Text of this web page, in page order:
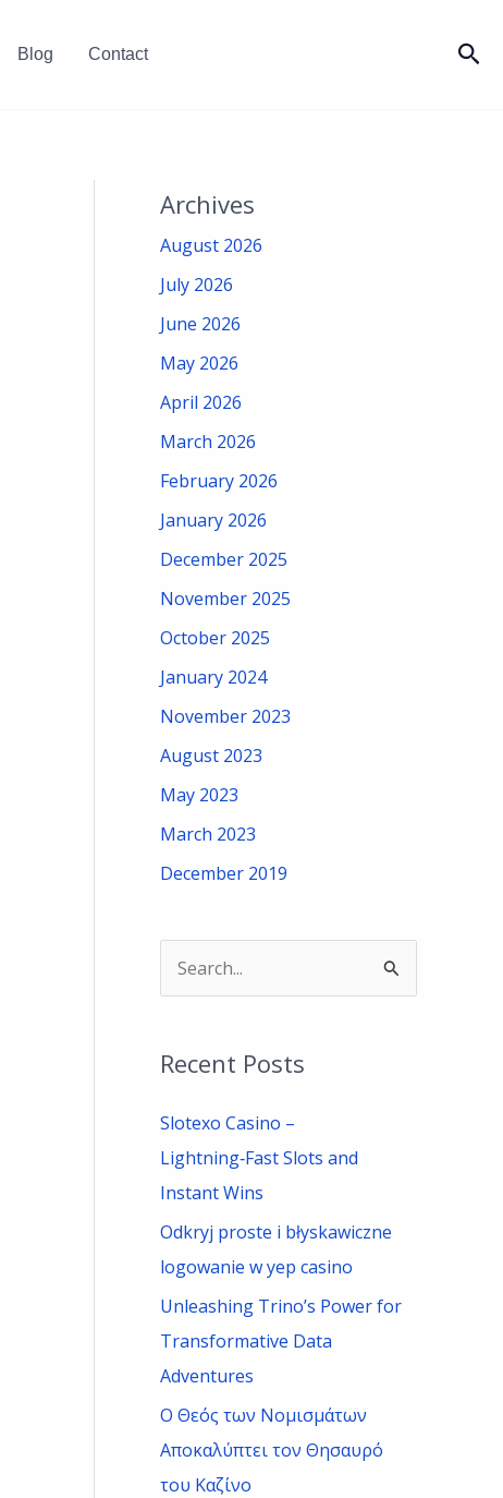
Blog Contact
Archives
August 2026
July 2026
June 2026
May 2026
April 2026
March 2026
February 2026
January 2026
December 2025
November 2025
October 2025
January 2024
November 2023
August 2023
May 2023
March 2023
December 2019
r
c
h
f
Recent Posts
Slotexo Casino –
Lightning‑Fast Slots and
Instant Wins
Odkryj proste i błyskawiczne
logowanie w yep casino
Unleashing Trino’s Power for
Transformative Data
Adventures
Ο Θεός των Νομισμάτων
Αποκαλύπτει τον Θησαυρό
του Καζίνο